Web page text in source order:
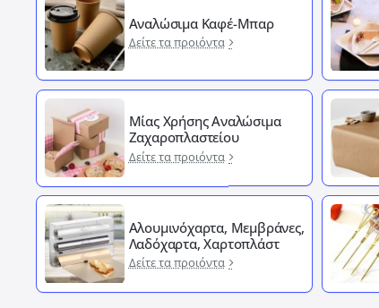
Αναλώσιμα Καφέ-Μπαρ
Δείτε τα προιόντα
Μίας Χρήσης Αναλώσιμα
Ζαχαροπλαστείου
Δείτε τα προιόντα
Αλουμινόχαρτα, Μεμβράνες,
Λαδόχαρτα, Χαρτοπλάστ
Δείτε τα προιόντα